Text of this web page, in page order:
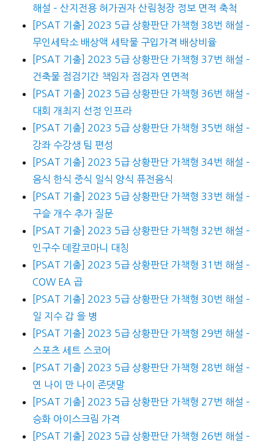
해설 – 산지전용 허가권자 산림청장 정보 면적 축척
[PSAT 기출] 2023 5급 상황판단 가책형 38번 해설 –
무인세탁소 배상액 세탁물 구입가격 배상비율
[PSAT 기출] 2023 5급 상황판단 가책형 37번 해설 –
건축물 점검기간 책임자 점검자 연면적
[PSAT 기출] 2023 5급 상황판단 가책형 36번 해설 –
대회 개최지 선정 인프라
[PSAT 기출] 2023 5급 상황판단 가책형 35번 해설 –
강좌 수강생 팀 편성
[PSAT 기출] 2023 5급 상황판단 가책형 34번 해설 –
음식 한식 중식 일식 양식 퓨전음식
[PSAT 기출] 2023 5급 상황판단 가책형 33번 해설 –
구슬 개수 추가 질문
[PSAT 기출] 2023 5급 상황판단 가책형 32번 해설 –
인구수 데칼코마니 대칭
[PSAT 기출] 2023 5급 상황판단 가책형 31번 해설 –
COW EA 곱
[PSAT 기출] 2023 5급 상황판단 가책형 30번 해설 –
일 지수 갑 을 병
[PSAT 기출] 2023 5급 상황판단 가책형 29번 해설 –
스포츠 세트 스코어
[PSAT 기출] 2023 5급 상황판단 가책형 28번 해설 –
연 나이 만 나이 존댓말
[PSAT 기출] 2023 5급 상황판단 가책형 27번 해설 –
승화 아이스크림 가격
[PSAT 기출] 2023 5급 상황판단 가책형 26번 해설 –